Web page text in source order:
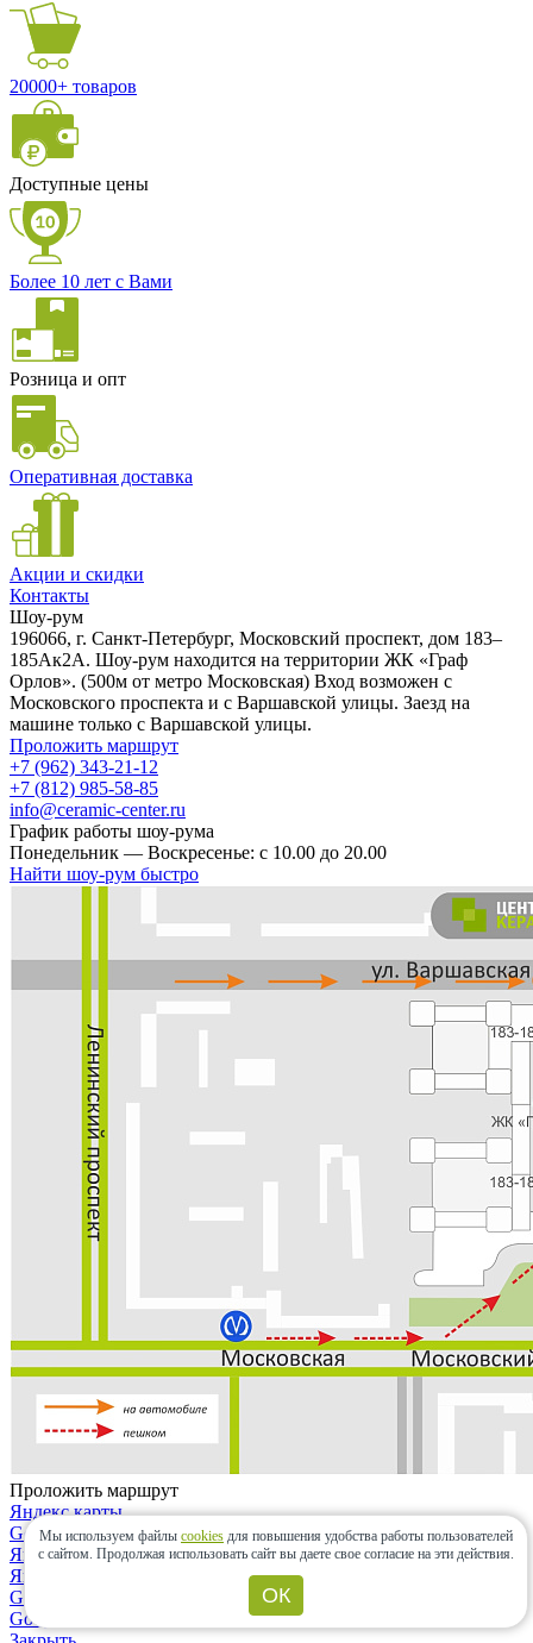
20000+ товаров
Доступные цены
Более 10 лет с Вами
Розница и опт
Оперативная доставка
Акции и скидки
Контакты
Шоу-рум
196066, г. Санкт-Петербург, Московский проспект, дом 183–
185Ак2А. Шоу-рум находится на территории ЖК «Граф
Орлов». (500м от метро Московская) Вход возможен с
Московского проспекта и с Варшавской улицы. Заезд на
машине только с Варшавской улицы.
Проложить маршрут
+7 (962) 343-21-12
+7 (812) 985-58-85
info@ceramic-center.ru
График работы шоу-рума
Понедельник — Воскресенье: с 10.00 до 20.00
Найти шоу-рум быстро
Проложить маршрут
Яндекс.карты
Google maps
Яндекс.карты
Яндекс.навигатор
Google maps
Google maps
Мы используем файлы cookies для повышения удобства работы пользователей
с сайтом. Продолжая использовать сайт вы даете свое согласие на эти действия.
ОК